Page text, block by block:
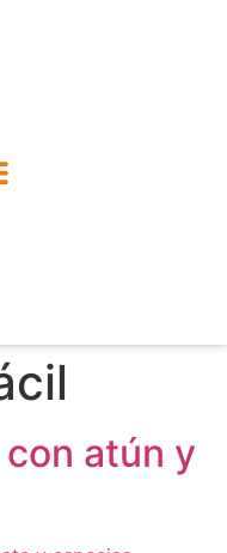
atún y